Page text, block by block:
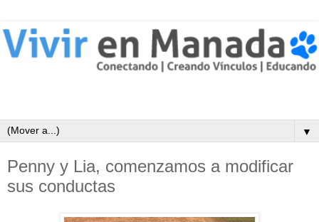
▼
Penny y Lia, comenzamos a modificar
sus conductas